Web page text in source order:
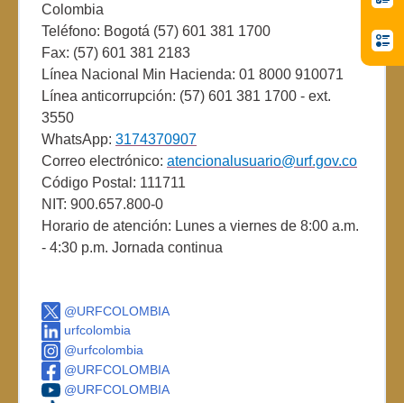
Colombia
Teléfono: Bogotá (57) 601 381 1700
Fax: (57) 601 381 2183
Línea Nacional Min Hacienda: 01 8000 910071
Línea anticorrupción: (57) 601 381 1700 - ext.
3550
WhatsApp: 3174370907
Correo electrónico: atencionalusuario@urf.gov.co
Código Postal: 111711
NIT: 900.657.800-0
Horario de atención: Lunes a viernes de 8:00 a.m.
- 4:30 p.m. Jornada continua
@URFCOLOMBIA
urfcolombia
@urfcolombia
@URFCOLOMBIA
@URFCOLOMBIA